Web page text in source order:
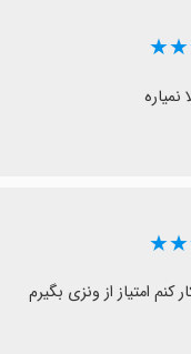
کنم امتیاز از ونزی بگیرم